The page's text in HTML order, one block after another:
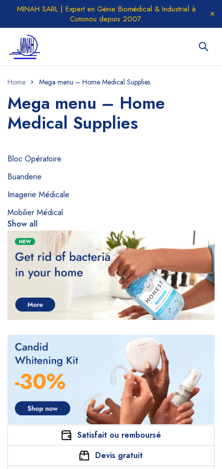
MINAH SARL | Expert en Génie Biomédical & Industriel à
Cotonou depuis 2007.
Home Mega menu – Home Medical Supplies
Mega menu – Home
Medical Supplies
Bloc Opératoire
Buanderie
Imagerie Médicale
Mobilier Médical
Show all
Satisfait ou remboursé
Devis gratuit